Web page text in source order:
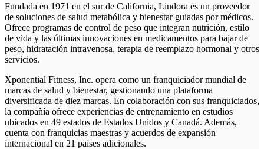
Fundada en 1971 en el sur de California, Lindora es un proveedor
de soluciones de salud metabólica y bienestar guiadas por médicos.
Ofrece programas de control de peso que integran nutrición, estilo
de vida y las últimas innovaciones en medicamentos para bajar de
peso, hidratación intravenosa, terapia de reemplazo hormonal y otros
servicios.
Xponential Fitness, Inc. opera como un franquiciador mundial de
marcas de salud y bienestar, gestionando una plataforma
diversificada de diez marcas. En colaboración con sus franquiciados,
la compañía ofrece experiencias de entrenamiento en estudios
ubicados en 49 estados de Estados Unidos y Canadá. Además,
cuenta con franquicias maestras y acuerdos de expansión
internacional en 21 países adicionales.